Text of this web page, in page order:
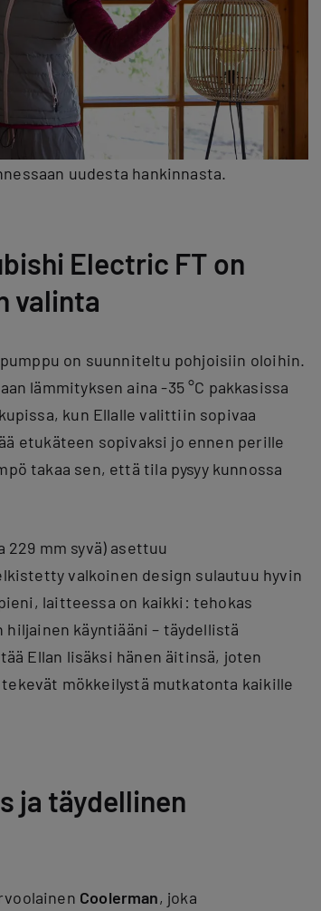
uudesta hankinnasta.
Electric FT on
valinta
on suunniteltu pohjoisiin oloihin.
lämmityksen aina -35 °C pakkasissa
kun Ellalle valittiin sopivaa
etukäteen sopivaksi jo ennen perille
takaa sen, että tila pysyy kunnossa
229 mm syvä) asettuu
valkoinen design sulautuu hyvin
laitteessa on kaikki: tehokas
käyntiääni – täydellistä
Ellan lisäksi hänen äitinsä, joten
mökkeilystä mutkatonta kaikille
ja täydellinen
Coolerman, joka